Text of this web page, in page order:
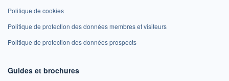
Politique de cookies
Politique de protection des données membres et visiteurs
Politique de protection des données prospects
Guides et brochures